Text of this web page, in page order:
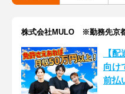
株式会社MULO ※勤務先京
【
向け
前払